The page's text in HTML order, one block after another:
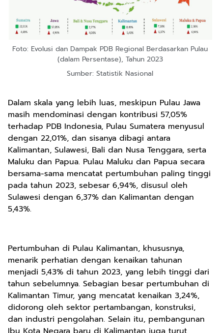
Foto: Evolusi dan Dampak PDB Regional Berdasarkan Pulau
(dalam Persentase), Tahun 2023
Sumber: Statistik Nasional
Dalam skala yang lebih luas, meskipun Pulau Jawa
masih mendominasi dengan kontribusi 57,05%
terhadap PDB Indonesia, Pulau Sumatera menyusul
dengan 22,01%, dan sisanya dibagi antara
Kalimantan, Sulawesi, Bali dan Nusa Tenggara, serta
Maluku dan Papua. Pulau Maluku dan Papua secara
bersama-sama mencatat pertumbuhan paling tinggi
pada tahun 2023, sebesar 6,94%, disusul oleh
Sulawesi dengan 6,37% dan Kalimantan dengan
5,43%.
Pertumbuhan di Pulau Kalimantan, khususnya,
menarik perhatian dengan kenaikan tahunan
menjadi 5,43% di tahun 2023, yang lebih tinggi dari
tahun sebelumnya. Sebagian besar pertumbuhan di
Kalimantan Timur, yang mencatat kenaikan 3,24%,
didorong oleh sektor pertambangan, konstruksi,
dan industri pengolahan. Selain itu, pembangunan